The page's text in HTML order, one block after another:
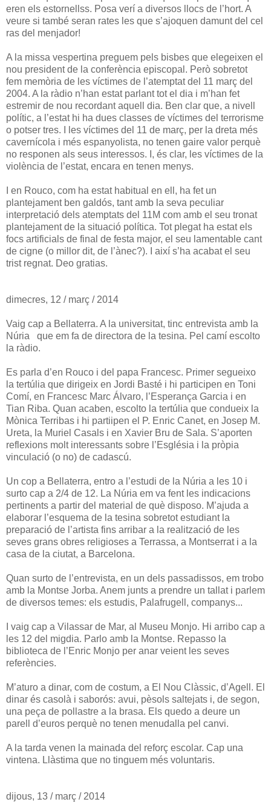
eren els estornellss. Posa verí a diversos llocs de l’hort. A
veure si també seran rates les que s’ajoquen damunt del cel
ras del menjador!
A la missa vespertina preguem pels bisbes que elegeixen el
nou president de la conferència episcopal. Però sobretot
fem memòria de les víctimes de l’atemptat del 11 març del
2004. A la ràdio n’han estat parlant tot el dia i m’han fet
estremir de nou recordant aquell dia. Ben clar que, a nivell
polític, a l’estat hi ha dues classes de víctimes del terrorisme
o potser tres. I les víctimes del 11 de març, per la dreta més
cavernícola i més espanyolista, no tenen gaire valor perquè
no responen als seus interessos. I, és clar, les víctimes de la
violència de l’estat, encara en tenen menys.
I en Rouco, com ha estat habitual en ell, ha fet un
plantejament ben galdós, tant amb la seva peculiar
interpretació dels atemptats del 11M com amb el seu tronat
plantejament de la situació política. Tot plegat ha estat els
focs artificials de final de festa major, el seu lamentable cant
de cigne (o millor dit, de l’ànec?). I així s’ha acabat el seu
trist regnat. Deo gratias.
dimecres, 12 / març / 2014
Vaig cap a Bellaterra. A la universitat, tinc entrevista amb la
Núria que em fa de directora de la tesina. Pel camí escolto
la ràdio.
Es parla d’en Rouco i del papa Francesc. Primer segueixo
la tertúlia que dirigeix en Jordi Basté i hi participen en Toni
Comí, en Francesc Marc Álvaro, l’Esperança Garcia i en
Tian Riba. Quan acaben, escolto la tertúlia que condueix la
Mònica Terribas i hi partiipen el P. Enric Canet, en Josep M.
Ureta, la Muriel Casals i en Xavier Bru de Sala. S’aporten
reflexions molt interessants sobre l’Església i la pròpia
vinculació (o no) de cadascú.
Un cop a Bellaterra, entro a l’estudi de la Núria a les 10 i
surto cap a 2/4 de 12. La Núria em va fent les indicacions
pertinents a partir del material de què disposo. M’ajuda a
elaborar l’esquema de la tesina sobretot estudiant la
preparació de l’artista fins arribar a la realització de les
seves grans obres religioses a Terrassa, a Montserrat i a la
casa de la ciutat, a Barcelona.
Quan surto de l’entrevista, en un dels passadissos, em trobo
amb la Montse Jorba. Anem junts a prendre un tallat i parlem
de diversos temes: els estudis, Palafrugell, companys...
I vaig cap a Vilassar de Mar, al Museu Monjo. Hi arribo cap a
les 12 del migdia. Parlo amb la Montse. Repasso la
biblioteca de l’Enric Monjo per anar veient les seves
referències.
M’aturo a dinar, com de costum, a El Nou Clàssic, d’Agell. El
dinar és casolà i saborós: avui, pèsols saltejats i, de segon,
una peça de pollastre a la brasa. Els quedo a deure un
parell d’euros perquè no tenen menudalla pel canvi.
A la tarda venen la mainada del reforç escolar. Cap una
vintena. Llàstima que no tinguem més voluntaris.
dijous, 13 / març / 2014